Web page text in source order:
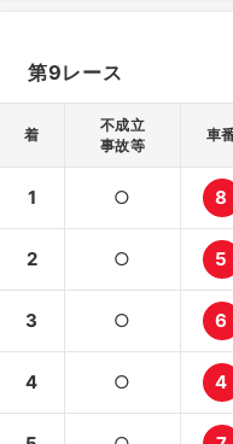
第9レース
着
不成立
事故等
車
1 ○ 8
2 ○ 5
3 ○ 6
4 ○ 4